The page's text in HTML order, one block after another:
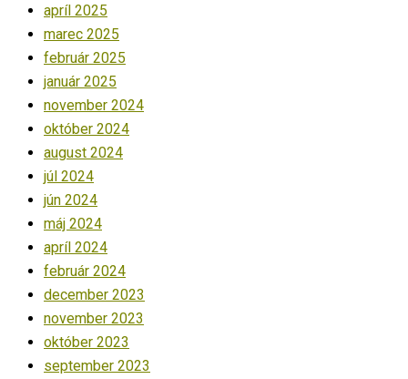
apríl 2025
marec 2025
február 2025
január 2025
november 2024
október 2024
august 2024
júl 2024
jún 2024
máj 2024
apríl 2024
február 2024
december 2023
november 2023
október 2023
september 2023